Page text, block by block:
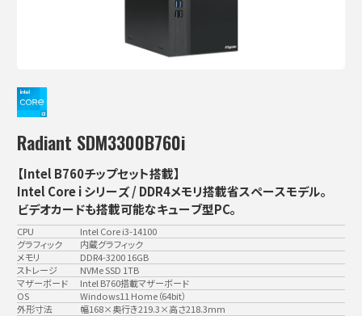
Radiant SDM3300B760i
【Intel B760チップセット搭載】
Intel Core i シリーズ / DDR4メモリ搭載省スペースモデル。
ビデオカードも搭載可能なキューブ型PC。
CPU
Intel Core i3-14100
グラフィック
内蔵グラフィック
メモリ
DDR4-3200 16GB
ストレージ
NVMe SSD 1TB
マザーボード
Intel B760搭載マザーボード
OS
Windows11 Home（64bit）
外形寸法
幅168×奥行き219.3×高さ218.3mm